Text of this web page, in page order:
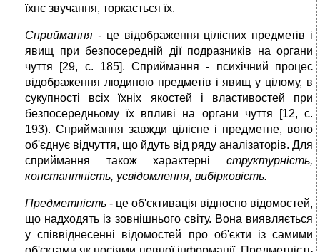
їхнє звучання, торкається їх.
Сприймання - це відображення цілісних предметів і
явищ при безпосередній дії подразників на органи
чуття [29, с. 185]. Сприймання - психічний процес
відображення людиною предметів і явищ у цілому, в
сукупності всіх їхніх якостей і властивостей при
безпосередньому їх впливі на органи чуття [12, с.
193). Сприймання завжди цілісне і предметне, воно
об'єднує відчуття, що йдуть від ряду аналізаторів. Для
сприймання також характерні структурність,
константність, усвідомлення, вибірковість.
Предметність - це об'єктивація відносно відомостей,
що надходять із зовнішнього світу. Вона виявляється
у співвіднесенні відомостей про об'єкти із самими